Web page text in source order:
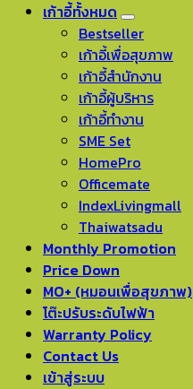
เก้าอี้ทั้งหมด
Bestseller
เก้าอี้เพื่อสุขภาพ
เก้าอี้สำนักงาน
เก้าอี้ผู้บริหาร
เก้าอี้ทำงาน
SME Set
HomePro
Officemate
IndexLivingmall
Thaiwatsadu
Monthly Promotion
Price Down
MO+ (หมอนเพื่อสุขภาพ)
โต๊ะปรับระดับไฟฟ้า
Warranty Policy
Contact Us
เข้าสู่ระบบ